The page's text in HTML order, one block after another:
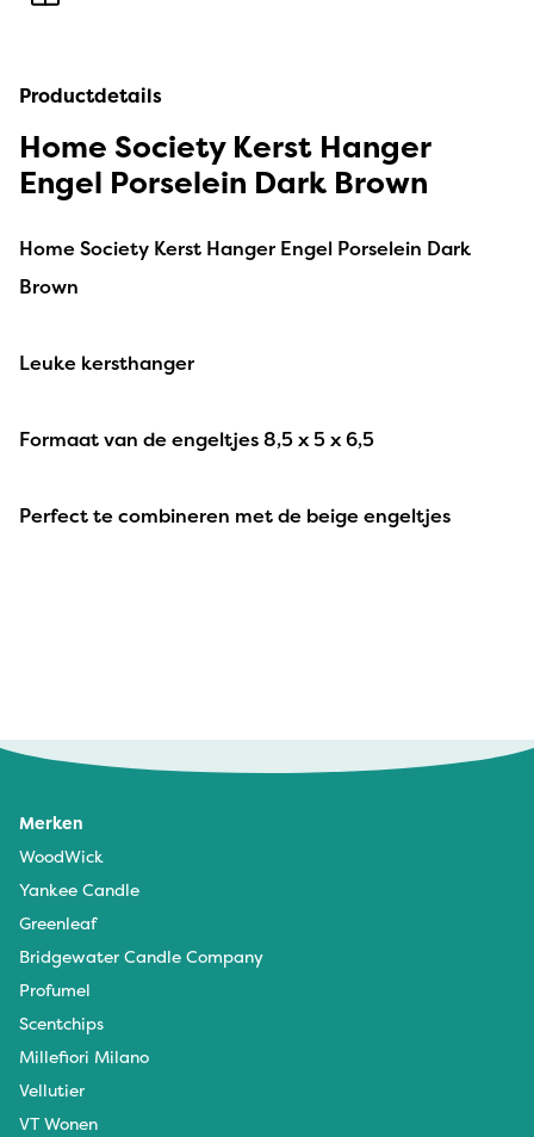
Productdetails
Home Society Kerst Hanger
Engel Porselein Dark Brown
Home Society Kerst Hanger Engel Porselein Dark
Brown
Leuke kersthanger
Formaat van de engeltjes 8,5 x 5 x 6,5
Perfect te combineren met de beige engeltjes
Merken
WoodWick
Yankee Candle
Greenleaf
Bridgewater Candle Company
Profumel
Scentchips
Millefiori Milano
Vellutier
VT Wonen